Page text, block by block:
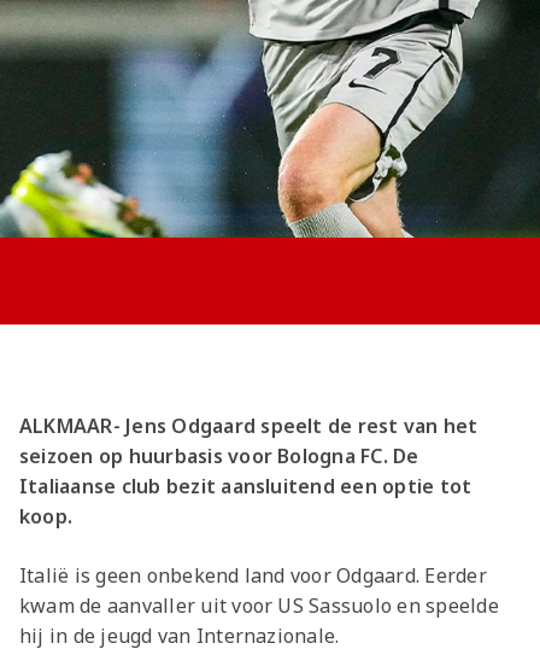
Jong AZ
Seizoenkaart
ALKMAAR- Jens Odgaard speelt de rest van het
seizoen op huurbasis voor Bologna FC. De
Italiaanse club bezit aansluitend een optie tot
koop.
Italië is geen onbekend land voor Odgaard. Eerder
kwam de aanvaller uit voor US Sassuolo en speelde
hij in de jeugd van Internazionale.